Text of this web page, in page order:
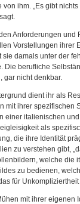
ihm. „Es gibt
Anforderungen
Vorstellungen
damals unter der
Die berufliche
gar nicht denkbar.
dient ihr als
mit ihrer spezifischen
einer italienischen
als
die ihre Identität
zu verstehen gibt,
welche
zu bedienen,
für
mit ihrer